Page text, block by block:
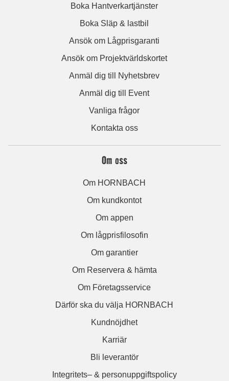
Boka Hantverkartjänster
Boka Släp & lastbil
Ansök om Lågprisgaranti
Ansök om Projektvärldskortet
Anmäl dig till Nyhetsbrev
Anmäl dig till Event
Vanliga frågor
Kontakta oss
Om oss
Om HORNBACH
Om kundkontot
Om appen
Om lågprisfilosofin
Om garantier
Om Reservera & hämta
Om Företagsservice
Därför ska du välja HORNBACH
Kundnöjdhet
Karriär
Bli leverantör
Integritets– & personuppgiftspolicy